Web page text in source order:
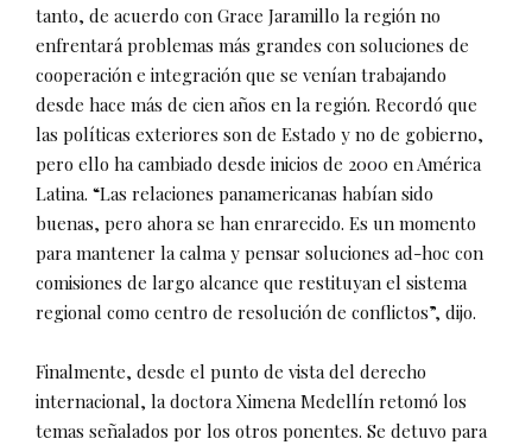
tanto, de acuerdo con Grace Jaramillo la región no
enfrentará problemas más grandes con soluciones de
cooperación e integración que se venían trabajando
desde hace más de cien años en la región. Recordó que
las políticas exteriores son de Estado y no de gobierno,
pero ello ha cambiado desde inicios de 2000 en América
Latina. “Las relaciones panamericanas habían sido
buenas, pero ahora se han enrarecido. Es un momento
para mantener la calma y pensar soluciones ad-hoc con
comisiones de largo alcance que restituyan el sistema
regional como centro de resolución de conflictos”, dijo.
Finalmente, desde el punto de vista del derecho
internacional, la doctora Ximena Medellín retomó los
temas señalados por los otros ponentes. Se detuvo para